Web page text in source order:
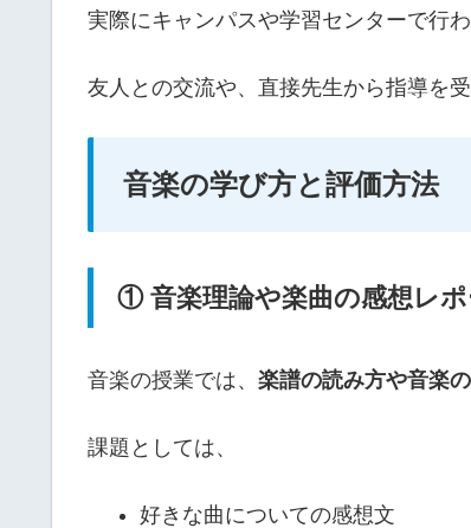
実際にキャンパスや学習センターで行
友人との交流や、直接先生から指導を
音楽の学び方と評価方法
① 音楽理論や楽曲の感想レポ
音楽の授業では、 楽譜の読み方や音楽
課題としては、
好きな曲についての感想文